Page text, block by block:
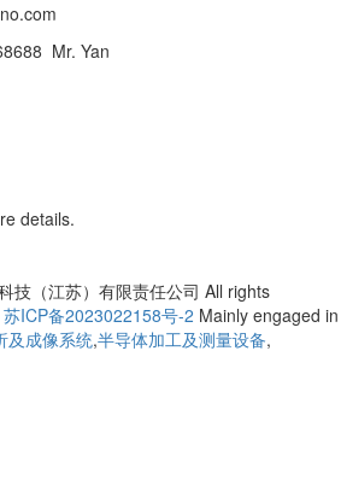
Mr. Yan
details.
技（江苏）有限责任公司 All rights
苏ICP备2023022158号-2 Mainly engaged in
及成像系统,半导体加工及测量设备,